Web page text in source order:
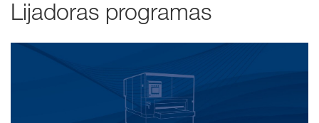
Lijadoras programas